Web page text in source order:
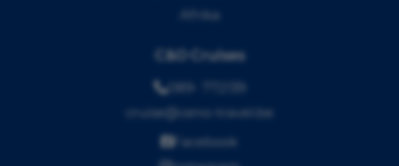
Afrika
C&O Cruises
089- 772139
cruise@ceno-travel.be
Facebook